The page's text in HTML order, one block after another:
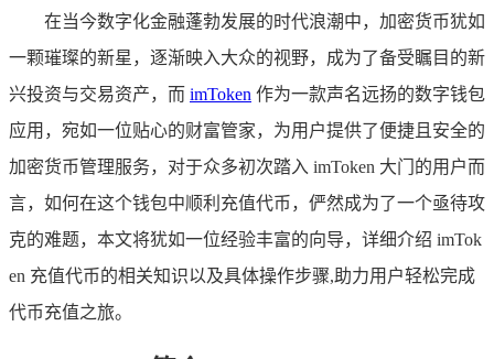
在当今数字化金融蓬勃发展的时代浪潮中，加密货币犹如
一颗璀璨的新星，逐渐映入大众的视野，成为了备受瞩目的新
兴投资与交易资产，而 imToken 作为一款声名远扬的数字钱包
应用，宛如一位贴心的财富管家，为用户提供了便捷且安全的
加密货币管理服务，对于众多初次踏入 imToken 大门的用户而
言，如何在这个钱包中顺利充值代币，俨然成为了一个亟待攻
克的难题，本文将犹如一位经验丰富的向导，详细介绍 imTok
en 充值代币的相关知识以及具体操作步骤,助力用户轻松完成
代币充值之旅。